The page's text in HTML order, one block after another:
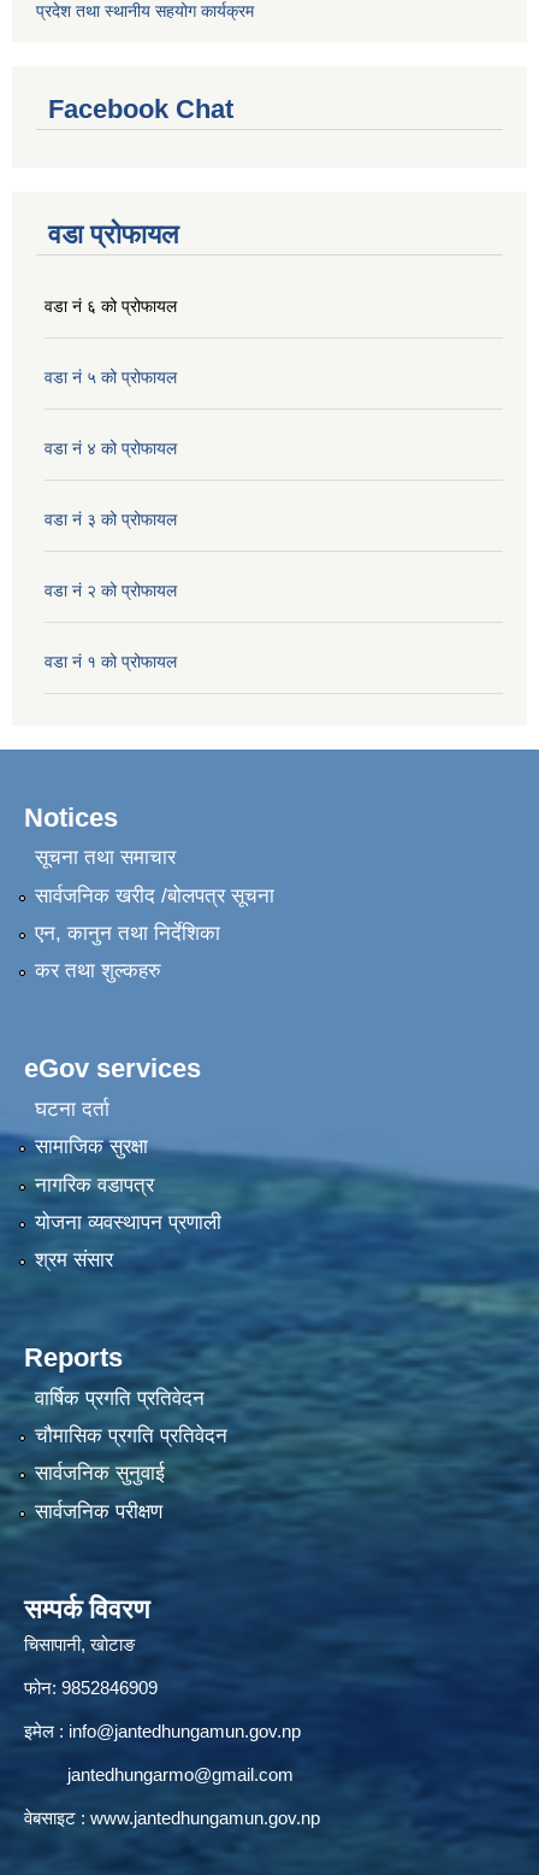
प्रदेश तथा स्थानीय सहयोग कार्यक्रम
Facebook Chat
वडा प्रोफायल
वडा नं ६ को प्रोफायल
वडा नं ५ को प्रोफायल
वडा नं ४ को प्रोफायल
वडा नं ३ को प्रोफायल
वडा नं २ को प्रोफायल
वडा नं १ को प्रोफायल
Notices
सूचना तथा समाचार
सार्वजनिक खरीद /बोलपत्र सूचना
एन, कानुन तथा निर्देशिका
कर तथा शुल्कहरु
eGov services
घटना दर्ता
सामाजिक सुरक्षा
नागरिक वडापत्र
योजना व्यवस्थापन प्रणाली
श्रम संसार
Reports
वार्षिक प्रगति प्रतिवेदन
चौमासिक प्रगति प्रतिवेदन
सार्वजनिक सुनुवाई
सार्वजनिक परीक्षण
सम्पर्क विवरण
चिसापानी, खोटाङ
फोन: 9852846909
इमेल : info@jantedhungamun.gov.np
jantedhungarmo@gmail.com
वेबसाइट : www.jantedhungamun.gov.np